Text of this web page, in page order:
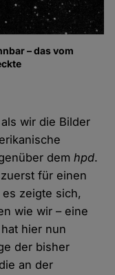
– das vom
wir die Bilder
demhpd.
für einen
zeigte sich,
wie wir – eine
hier nun
der bisher
an der